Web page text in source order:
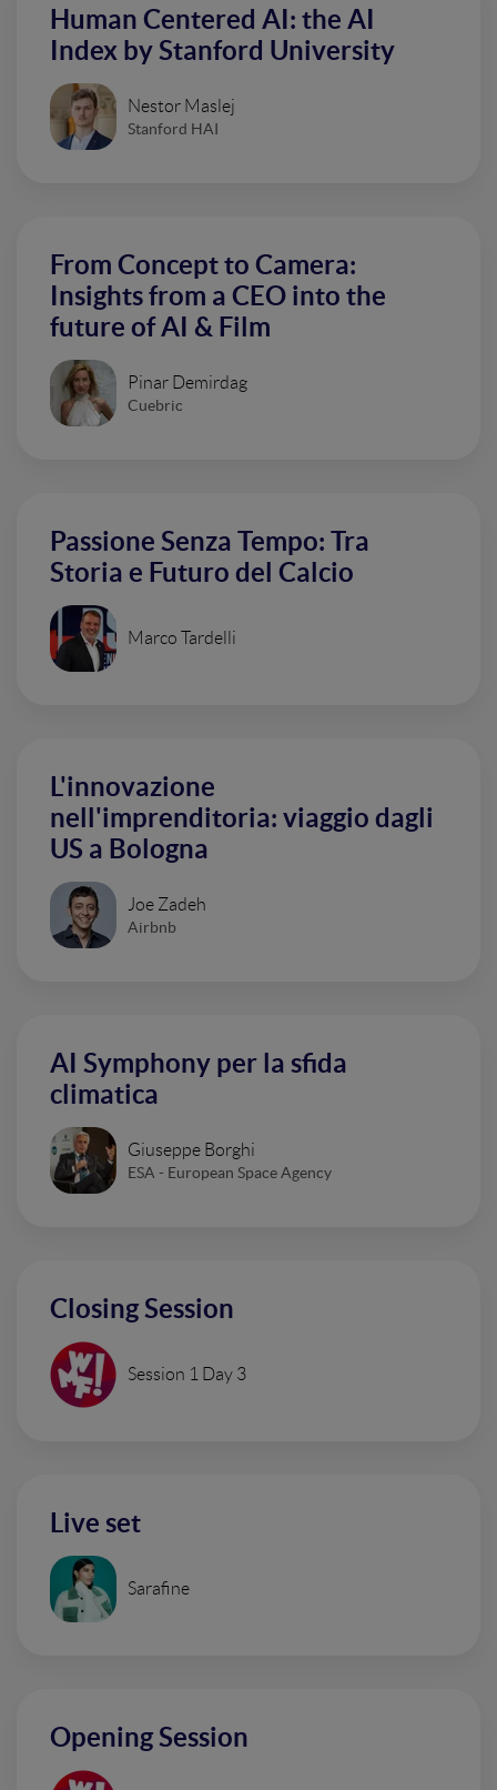
Human Centered AI: the AI
Index by Stanford University
Nestor Maslej
Stanford HAI
From Concept to Camera:
Insights from a CEO into the
future of AI & Film
Pinar Demirdag
Cuebric
Passione Senza Tempo: Tra
Storia e Futuro del Calcio
Marco Tardelli
L'innovazione
nell'imprenditoria: viaggio dagli
US a Bologna
Joe Zadeh
Airbnb
AI Symphony per la sfida
climatica
Giuseppe Borghi
ESA - European Space Agency
Closing Session
Session 1 Day 3
Live set
Sarafine
Opening Session